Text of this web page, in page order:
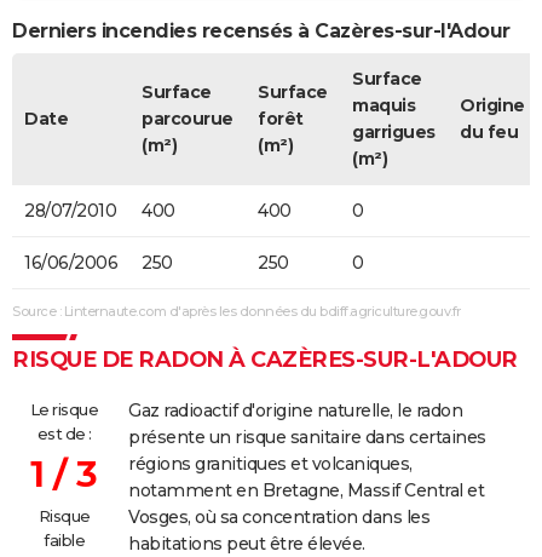
Derniers incendies recensés à Cazères-sur-l'Adour
Date
Surface
parcourue
(m²)
Surface
forêt
(m²)
Surface
maquis
garrigues
(m²)
Origine
du feu
28/07/2010 400 400 0
16/06/2006 250 250 0
Source : Linternaute.com d'après les données du bdiff.agriculture.gouv.fr
RISQUE DE RADON À CAZÈRES-SUR-L'ADOUR
Le risque
est de :
1 / 3
Risque
faible
Gaz radioactif d'origine naturelle, le radon
présente un risque sanitaire dans certaines
régions granitiques et volcaniques,
notamment en Bretagne, Massif Central et
Vosges, où sa concentration dans les
habitations peut être élevée.